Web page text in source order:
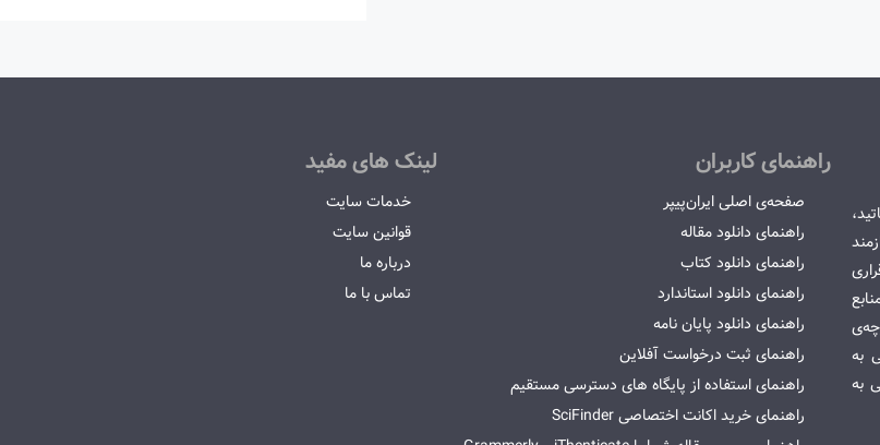
به
به
راهنمای کاربران
صفحه‌ی اصلی ایران‌پیپر
راهنمای دانلود مقاله
راهنمای دانلود کتاب
راهنمای دانلود استاندارد
راهنمای دانلود پایان نامه
راهنمای ثبت درخواست آفلاین
راهنمای استفاده از پایگاه های دسترسی مستقیم
راهنمای خرید اکانت اختصاصی SciFinder
لینک های مفید
خدمات سایت
قوانین سایت
درباره ما
تماس با ما